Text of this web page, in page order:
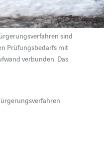
sind
Prüfungsbedarfs mit
verbunden. Das